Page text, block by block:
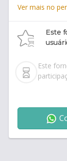
Ver mais no
Este
Este